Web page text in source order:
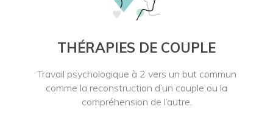
THÉRAPIES DE COUPLE
Travail psychologique à 2 vers un but commun
comme la reconstruction d’un couple ou la
compréhension de l’autre.